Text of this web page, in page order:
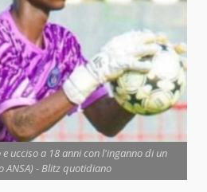
ucciso a 18 anni con l'inganno di un
ANSA) - Blitz quotidiano